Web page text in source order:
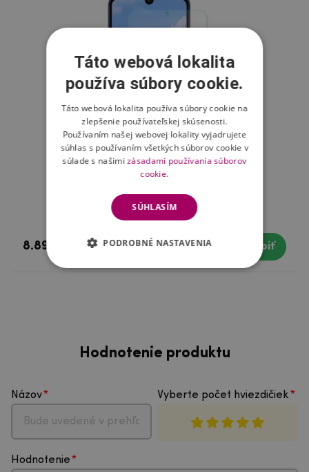
Tvrdené sklo na mobil Xiaomi Redmi 7
8.89 € Skladom Kúpiť
Hodnotenie produktu
Názov Vyberte počet hviezdičiek
Hodnotenie
Táto webová lokalita
používa súbory cookie.
Táto webová lokalita používa súbory cookie na
zlepšenie používateľskej skúsenosti.
Používaním našej webovej lokality vyjadrujete
súhlas s používaním všetkých súborov cookie v
súlade s našimizásadami používania súborov
cookie.
SÚHLASÍM
PODROBNÉ NASTAVENIA